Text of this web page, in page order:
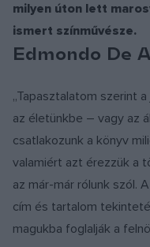
milyen úton lett
ismert színművésze.
Edmondo De
„Tapasztalatom szerint
az életünkbe – vagy az
csatlakozunk a könyv
valamiért azt érezzük a
az már-már rólunk szól.
cím és tartalom
magukba foglalják a